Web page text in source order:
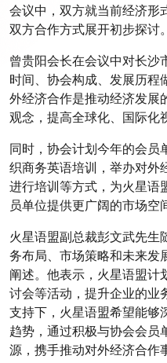
会议中，双方就当前经济形
双方合作方式展开初步探讨。
曾贵阳会长在会议中对长沙
时间、协会构成、发展历程
外经济合作是推动经济发展
观念，提高全球化、国际化
同时，协会计划今年的会员
织商务英语培训，举办对外
进行培训等方式，为火星语
员单位提供更广阔的市场空
火星语盟副总裁彭文武先生
务布局、市场策略和未来发
阐述。他表示，火星语盟计
讨会等活动，提升企业的业
支持下，火星语盟希望能够
趋势，通过积极与协会会员
源，携手推动对外经济合作